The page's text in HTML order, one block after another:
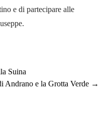
e di partecipare alle
Suina
Andrano e la Grotta Verde →